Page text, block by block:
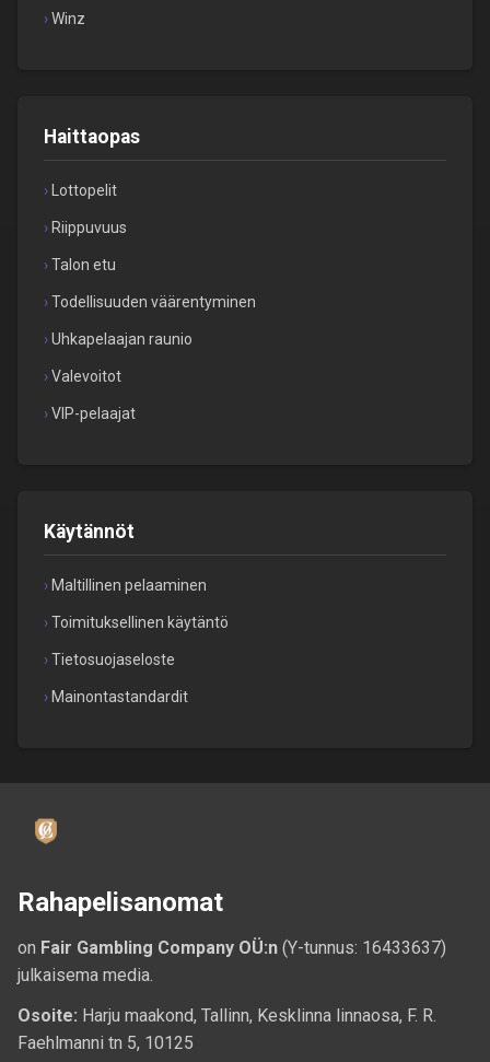
Winz
Haittaopas
Lottopelit
Riippuvuus
Talon etu
Todellisuuden väärentyminen
Uhkapelaajan raunio
Valevoitot
VIP-pelaajat
Käytännöt
Maltillinen pelaaminen
Toimituksellinen käytäntö
Tietosuojaseloste
Mainontastandardit
Rahapelisanomat
on Fair Gambling Company OÜ:n (Y-tunnus: 16433637)
julkaisema media.
Osoite: Harju maakond, Tallinn, Kesklinna linnaosa, F. R.
Faehlmanni tn 5, 10125